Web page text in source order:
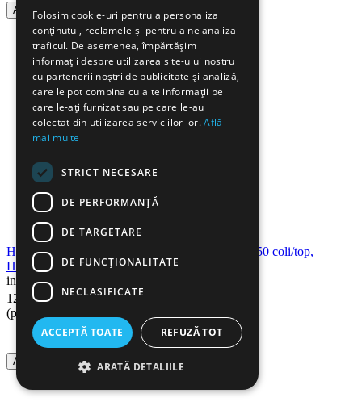
Adauga in cos
Hartie foto inkjet lucioasa, 10x15 cm, 180 g/mp, 50 coli/top,
HF1018 DACO
in stoc
12
Lei
(pret cu TVA inclus)
Adauga in cos
Folosim cookie-uri pentru a personaliza
conținutul, reclamele și pentru a ne analiza
traficul. De asemenea, împărtășim
informații despre utilizarea site-ului nostru
cu partenerii noștri de publicitate și analiză,
care le pot combina cu alte informații pe
care le-ați furnizat sau pe care le-au
colectat din utilizarea serviciilor lor.Află
mai multe
STRICT NECESARE
DE PERFORMANȚĂ
DE TARGETARE
DE FUNCŢIONALITATE
NECLASIFICATE
ACCEPTĂ TOATE REFUZĂ TOT
ARATĂ DETALIILE